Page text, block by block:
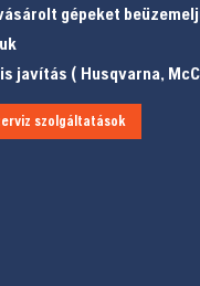
gépeket
javítás ( Husqvarna,
szolgáltatások